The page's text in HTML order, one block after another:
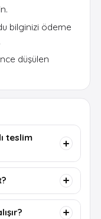
bilginizi ödeme
düşülen
teslim